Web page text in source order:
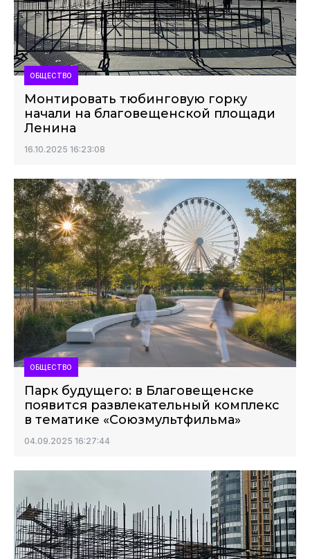
ОБЩЕСТВО
Монтировать тюбинговую горку
начали на благовещенской площади
Ленина
16.10.2025 16:23:08
ОБЩЕСТВО
Парк будущего: в Благовещенске
появится развлекательный комплекс
в тематике «Союзмультфильма»
04.09.2025 16:27:44